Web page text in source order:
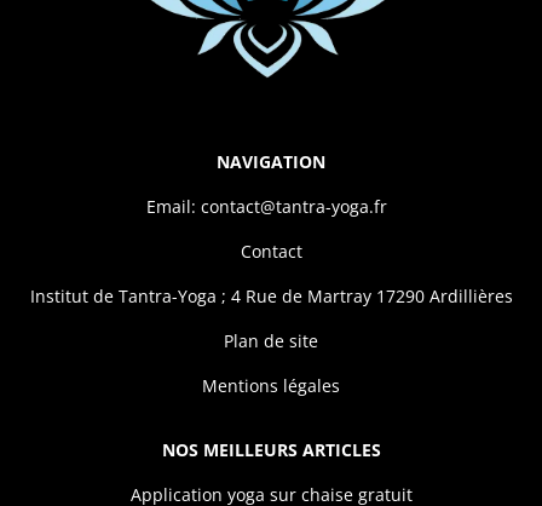
NAVIGATION
Email: contact@tantra-yoga.fr
Contact
Institut de Tantra-Yoga ; 4 Rue de Martray 17290 Ardillières
Plan de site
Mentions légales
NOS MEILLEURS ARTICLES
Application yoga sur chaise gratuit